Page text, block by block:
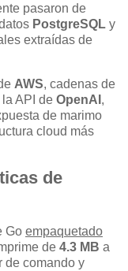
pasaron de
PostgreSQL y
extraídas de
AWS, cadenas de
API de OpenAI ,
de marimo
cloud más
de
Go empaquetado
de 4.3 MB a
de comando y